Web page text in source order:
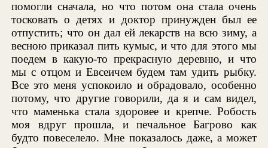
помогли сначала, но что потом она стала очень
тосковать о детях и доктор принужден был ее
отпустить; что он дал ей лекарств на всю зиму, а
весною приказал пить кумыс, и что для этого мы
поедем в какую-то прекрасную деревню, и что
мы с отцом и Евсеичем будем там удить рыбку.
Все это меня успокоило и обрадовало, особенно
потому, что другие говорили, да я и сам видел,
что маменька стала здоровее и крепче. Робость
моя вдруг прошла, и печальное Багрово как
будто повеселело. Мне показалось даже, а может